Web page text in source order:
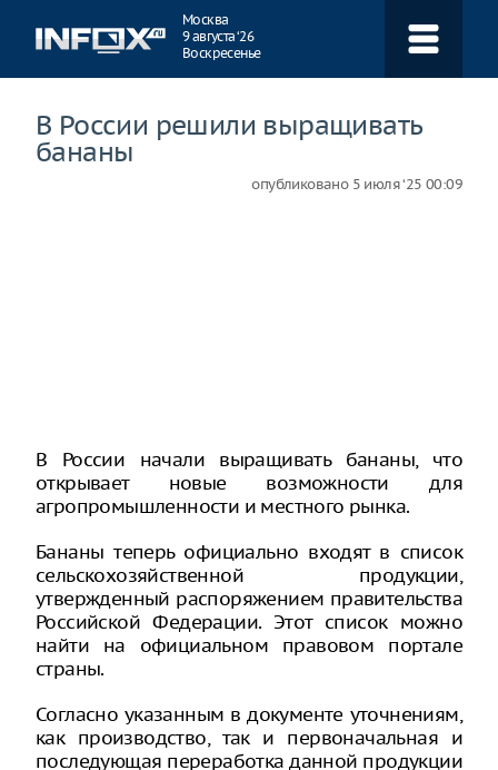
Москва
9 августа ‘26
Воскресенье
В России решили выращивать
бананы
опубликовано 5 июля ‘25 00:09
В России начали выращивать бананы, что
открывает новые возможности для
агропромышленности и местного рынка.
Бананы теперь официально входят в список
сельскохозяйственной продукции,
утвержденный распоряжением правительства
Российской Федерации. Этот список можно
найти на официальном правовом портале
страны.
Согласно указанным в документе уточнениям,
как производство, так и первоначальная и
последующая переработка данной продукции